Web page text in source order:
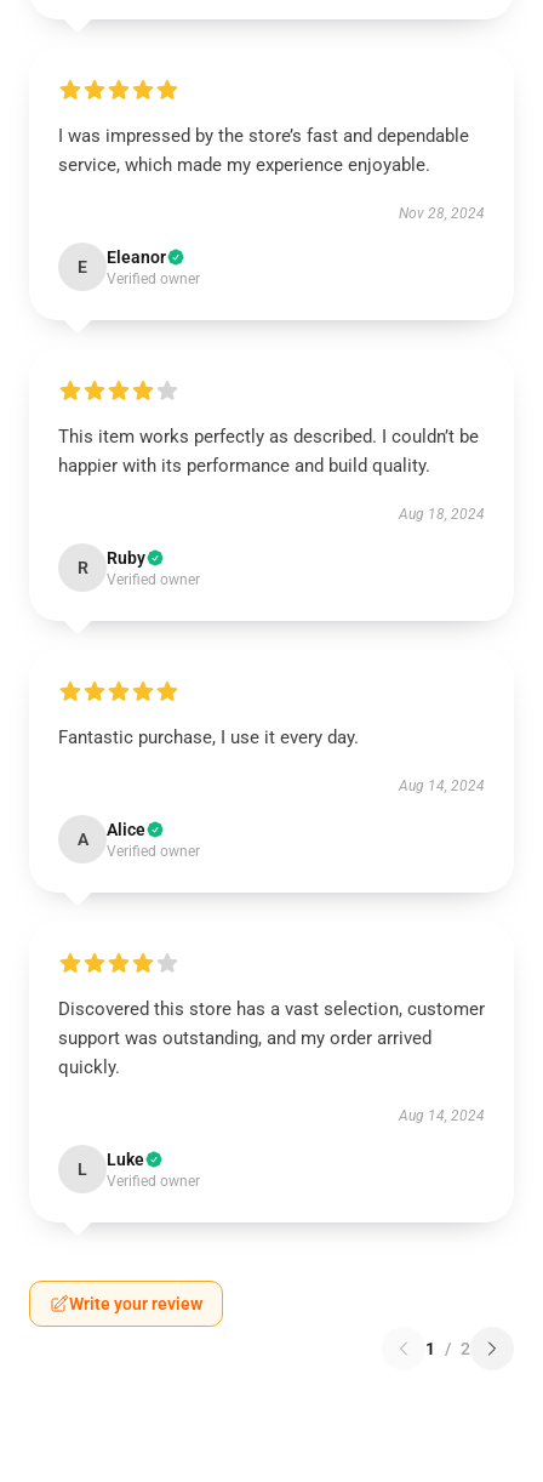
I was impressed by the store’s fast and dependable
service, which made my experience enjoyable.
Nov 28, 2024
E Eleanor
Verified owner
This item works perfectly as described. I couldn’t be
happier with its performance and build quality.
Aug 18, 2024
R Ruby
Verified owner
Fantastic purchase, I use it every day.
Aug 14, 2024
A Alice
Verified owner
Discovered this store has a vast selection, customer
support was outstanding, and my order arrived
quickly.
Aug 14, 2024
L Luke
Verified owner
Write your review
1 / 2